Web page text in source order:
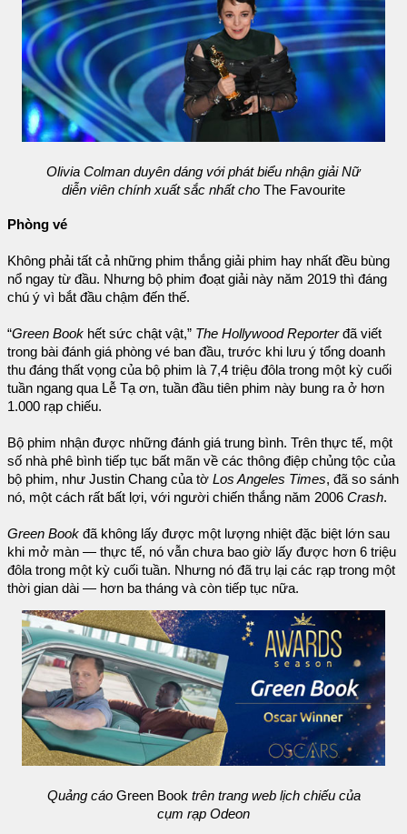
Olivia Colman duyên dáng với phát biểu nhận giải Nữ
diễn viên chính xuất sắc nhất cho The Favourite
Phòng vé
Không phải tất cả những phim thắng giải phim hay nhất đều bùng
nổ ngay từ đầu. Nhưng bộ phim đoạt giải này năm 2019 thì đáng
chú ý vì bắt đầu chậm đến thế.
“Green Book hết sức chật vật,” The Hollywood Reporterđã viết
trong bài đánh giá phòng vé ban đầu, trước khi lưu ý tổng doanh
thu đáng thất vọng của bộ phim là 7,4 triệu đôla trong một kỳ cuối
tuần ngang qua Lễ Tạ ơn, tuần đầu tiên phim này bung ra ở hơn
1.000 rạp chiếu.
Bộ phim nhận được những đánh giá trung bình. Trên thực tế, một
số nhà phê bình tiếp tục bất mãn về các thông điệp chủng tộc của
bộ phim, như Justin Chang của tờ Los Angeles Times, đã so sánh
nó, một cách rất bất lợi, với người chiến thắng năm 2006 Crash.
Green Book đã không lấy được một lượng nhiệt đặc biệt lớn sau
khi mở màn — thực tế, nó vẫn chưa bao giờ lấy được hơn 6 triệu
đôla trong một kỳ cuối tuần. Nhưng nó đã trụ lại các rạp trong một
thời gian dài — hơn ba tháng và còn tiếp tục nữa.
Quảng cáoGreen Book trên trang web lịch chiếu của
cụm rạp Odeon